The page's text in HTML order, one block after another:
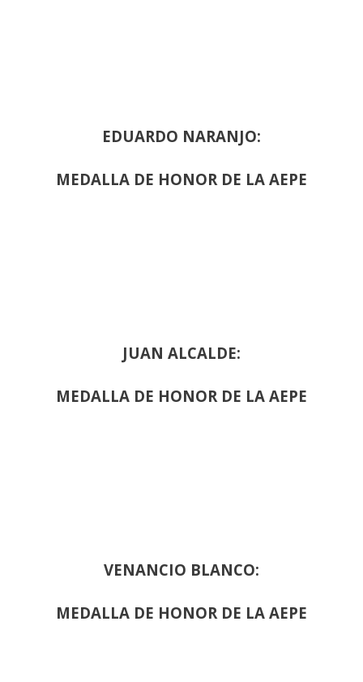
EDUARDO NARANJO:
MEDALLA DE HONOR DE LA AEPE
JUAN ALCALDE:
MEDALLA DE HONOR DE LA AEPE
VENANCIO BLANCO:
MEDALLA DE HONOR DE LA AEPE